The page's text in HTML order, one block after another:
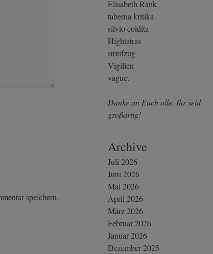
speichern.
Elisabeth Rank
taberna kritika
silvio colditz
Hightatras
streifzug
Vigilien
vague.
Danke an Euch alle. Ihr seid
großartig!
Archive
Juli 2026
Juni 2026
Mai 2026
April 2026
März 2026
Februar 2026
Januar 2026
Dezember 2025